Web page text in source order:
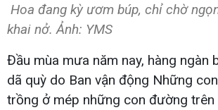
Hoa đang kỳ ươm búp, chỉ chờ
khai nở. Ảnh: YMS
Đầu mùa mưa năm nay, hàng ngàn
dã quỳ do Ban vận động Những
trồng ở mép những con đường trên